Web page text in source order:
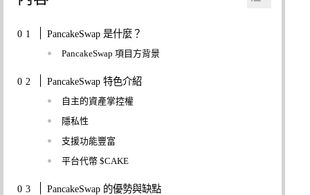
PancakeSwap 是什麼？
PancakeSwap 項目方背景
PancakeSwap 特色介紹
自主的資產掌控權
隱私性
支援功能豐富
平台代幣 $CAKE
PancakeSwap 的優勢與缺點